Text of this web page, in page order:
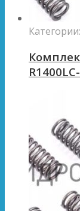
Категории: